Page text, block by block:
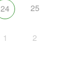
24 25
1 2